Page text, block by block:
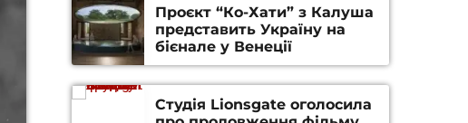
Проєкт “Ко-Хати” з Калуша
представить Україну на
бієнале у Венеції
Студія Lionsgate оголосила